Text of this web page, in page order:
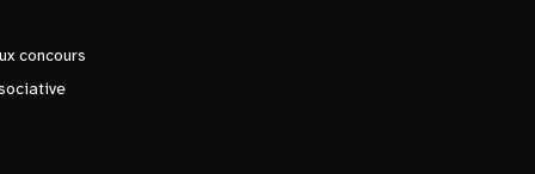
concours